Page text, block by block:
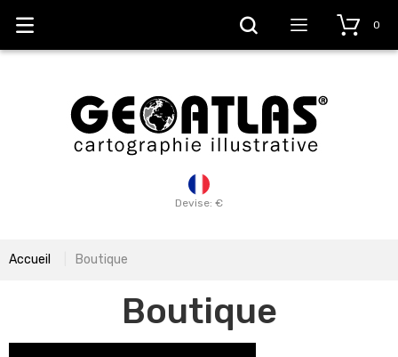
Devise: €
0
Accueil Boutique
Boutique